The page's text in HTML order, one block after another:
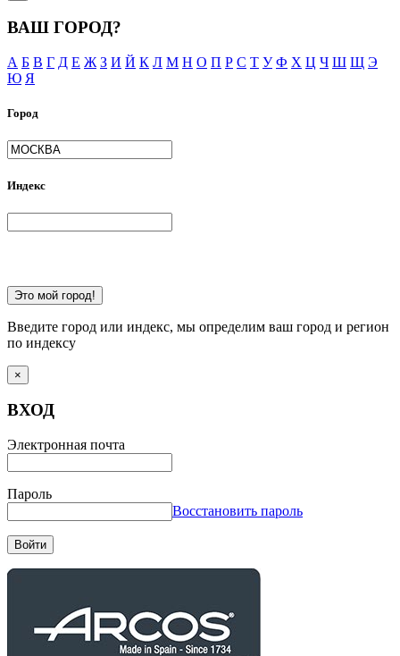
ВАШ ГОРОД?
А Б В Г Д Е Ж З И Й К Л М Н О П Р С Т У Ф Х Ц Ч Ш Щ Э
Ю Я
Город
Индекс
Это мой город!
Введите город или индекс, мы определим ваш город и регион
по индексу
×
ВХОД
Электронная почта
Пароль
Восстановить пароль
Войти